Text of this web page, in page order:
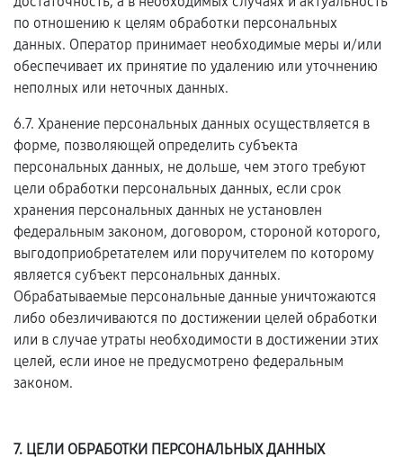
по отношению к целям обработки персональных
данных. Оператор принимает необходимые меры и/или
обеспечивает их принятие по удалению или уточнению
неполных или неточных данных.
6.7. Хранение персональных данных осуществляется в
форме, позволяющей определить субъекта
персональных данных, не дольше, чем этого требуют
цели обработки персональных данных, если срок
хранения персональных данных не установлен
федеральным законом, договором, стороной которого,
выгодоприобретателем или поручителем по которому
является субъект персональных данных.
Обрабатываемые персональные данные уничтожаются
либо обезличиваются по достижении целей обработки
или в случае утраты необходимости в достижении этих
целей, если иное не предусмотрено федеральным
законом.
7. ЦЕЛИ ОБРАБОТКИ ПЕРСОНАЛЬНЫХ ДАННЫХ